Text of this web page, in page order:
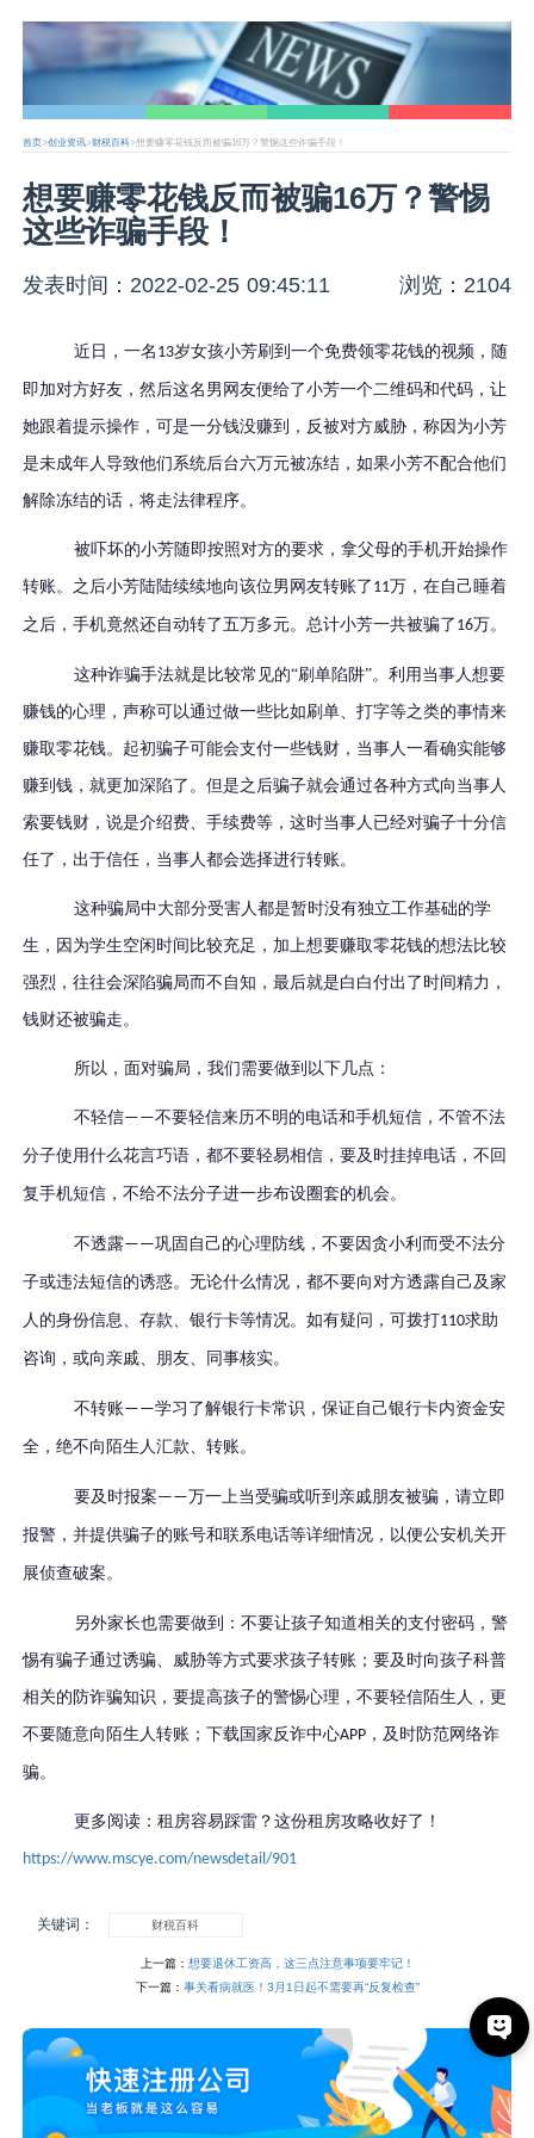
首页>创业资讯>财税百科>想要赚零花钱反而被骗16万？警惕这些诈骗手段！
想要赚零花钱反而被骗16万？警惕
这些诈骗手段！
发表时间：2022-02-25 09:45:11 浏览：2104
近日，一名 13岁女孩小芳刷到一个免费领零花钱的视频，随
即加对方好友，然后这名男网友便给了小芳一个二维码和代码，让
她跟着提示操作，可是一分钱没赚到，反被对方威胁，称因为小芳
是未成年人导致他们系统后台六万元被冻结，如果小芳不配合他们
解除冻结的话，将走法律程序。
被吓坏的小芳随即按照对方的要求，拿父母的手机开始操作
转账。之后小芳陆陆续续地向该位男网友转账了 11万，在自己睡着
之后，手机竟然还自动转了五万多元。总计小芳一共被骗了 16万。
这种诈骗手法就是比较常见的“刷单陷阱”。利用当事人想要
赚钱的心理，声称可以通过做一些比如刷单、打字等之类的事情来
赚取零花钱。起初骗子可能会支付一些钱财，当事人一看确实能够
赚到钱，就更加深陷了。但是之后骗子就会通过各种方式向当事人
索要钱财，说是介绍费、手续费等，这时当事人已经对骗子十分信
任了，出于信任，当事人都会选择进行转账。
这种骗局中大部分受害人都是暂时没有独立工作基础的学
生，因为学生空闲时间比较充足，加上想要赚取零花钱的想法比较
强烈，往往会深陷骗局而不自知，最后就是白白付出了时间精力，
钱财还被骗走。
所以，面对骗局，我们需要做到以下几点：
不轻信——不要轻信来历不明的电话和手机短信，不管不法
分子使用什么花言巧语，都不要轻易相信，要及时挂掉电话，不回
复手机短信，不给不法分子进一步布设圈套的机会。
不透露——巩固自己的心理防线，不要因贪小利而受不法分
子或违法短信的诱惑。无论什么情况，都不要向对方透露自己及家
人的身份信息、存款、银行卡等情况。如有疑问，可拨打110求助
咨询，或向亲戚、朋友、同事核实。
不转账——学习了解银行卡常识，保证自己银行卡内资金安
全，绝不向陌生人汇款、转账。
要及时报案——万一上当受骗或听到亲戚朋友被骗，请立即
报警，并提供骗子的账号和联系电话等详细情况，以便公安机关开
展侦查破案。
另外家长也需要做到：不要让孩子知道相关的支付密码，警
惕有骗子通过诱骗、威胁等方式要求孩子转账；要及时向孩子科普
相关的防诈骗知识，要提高孩子的警惕心理，不要轻信陌生人，更
不要随意向陌生人转账；下载国家反诈中心APP ，及时防范网络诈
骗。
更多阅读：租房容易踩雷？这份租房攻略收好了！
https://www.mscye.com/newsdetail/901
关键词： 财税百科
上一篇： 想要退休工资高，这三点注意事项要牢记！
下一篇： 事关看病就医！3月1日起不需要再“反复检查”